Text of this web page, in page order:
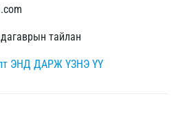
тайлан
ЭНД ДАРЖ ҮЗНЭ ҮҮ